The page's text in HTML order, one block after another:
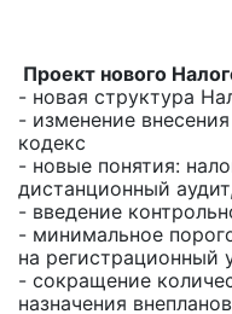
Проект нового
- новая структура
- изменение
кодекс
- новые понятия:
дистанционный
- введение
- минимальное
на регистрационный
- сокращение
назначения